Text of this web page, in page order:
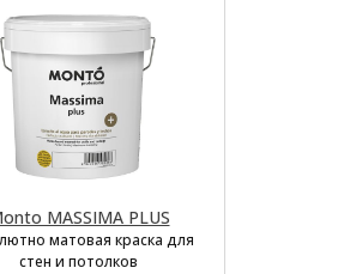
MASSIMA PLUS
матовая краска для
стен и потолков